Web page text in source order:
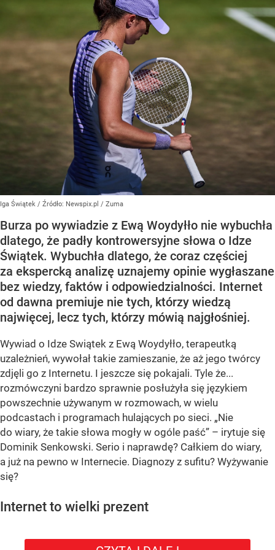
Iga Świątek / Źródło: Newspix.pl / Zuma
Burza po wywiadzie z Ewą Woydyłło nie wybuchła
dlatego, że padły kontrowersyjne słowa o Idze
Świątek. Wybuchła dlatego, że coraz częściej
za ekspercką analizę uznajemy opinie wygłaszane
bez wiedzy, faktów i odpowiedzialności. Internet
od dawna premiuje nie tych, którzy wiedzą
najwięcej, lecz tych, którzy mówią najgłośniej.
Wywiad o Idze Swiątek z Ewą Woydyłło, terapeutką
uzależnień, wywołał takie zamieszanie, że aż jego twórcy
zdjęli go z Internetu. I jeszcze się pokajali. Tyle że...
rozmówczyni bardzo sprawnie posłużyła się językiem
powszechnie używanym w rozmowach, w wielu
podcastach i programach hulających po sieci. „Nie
do wiary, że takie słowa mogły w ogóle paść” – irytuje się
Dominik Senkowski. Serio i naprawdę? Całkiem do wiary,
a już na pewno w Internecie. Diagnozy z sufitu? Wyżywanie
się?
Internet to wielki prezent